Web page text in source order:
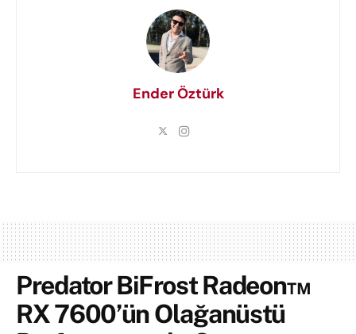
Ender Öztürk
Predator BiFrost Radeon™
RX 7600’ün Olağanüstü